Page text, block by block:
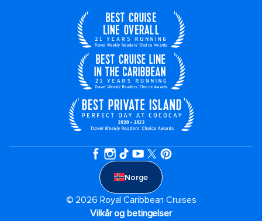
Norge
© 2026 Royal Caribbean Cruises
Vilkår og betingelser